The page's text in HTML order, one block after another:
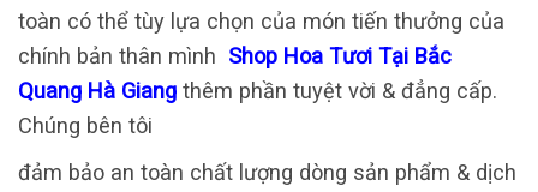
toàn có thể tùy lựa chọn của món tiến thưởng của
chính bản thân mình Shop Hoa Tươi Tại Bắc
Quang Hà Giang thêm phần tuyệt vời & đẳng cấp.
Chúng bên tôi
đảm bảo an toàn chất lượng dòng sản phẩm & dịch